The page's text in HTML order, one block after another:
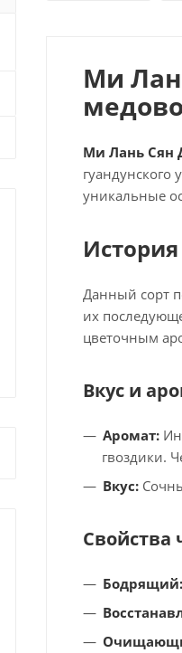
Ми
Ми Лань Сян
уникальные
Данный сорт
их
цветочным
Вкус и
Аромат:
гвоздики.
Вкус:
Свойства
Бодрящий: